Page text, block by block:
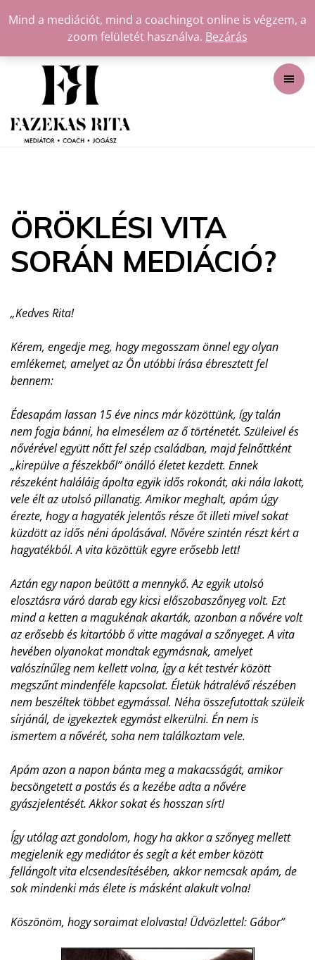
Mind a mediációt, mind a coachingot online is végzem, a
zoom felületét használva. Bezárás
ÖRÖKLÉSI VITA
SORÁN MEDIÁCIÓ?
„Kedves Rita!
Kérem, engedje meg, hogy megosszam önnel egy olyan
emlékemet, amelyet az Ön utóbbi írása ébresztett fel
bennem:
Édesapám lassan 15 éve nincs már közöttünk, így talán
nem fogja bánni, ha elmesélem az ő történetét. Szüleivel és
nővérével együtt nőtt fel szép családban, majd felnőttként
„kirepülve a fészekből” önálló életet kezdett. Ennek
részeként haláláig ápolta egyik idős rokonát, aki nála lakott,
vele élt az utolsó pillanatig. Amikor meghalt, apám úgy
érezte, hogy a hagyaték jelentős része őt illeti mivel sokat
küzdött az idős néni ápolásával. Nővére szintén részt kért a
hagyatékból. A vita közöttük egyre erősebb lett!
Aztán egy napon beütött a mennykő. Az egyik utolsó
elosztásra váró darab egy kicsi előszobaszőnyeg volt. Ezt
mind a ketten a magukénak akarták, azonban a nővére volt
az erősebb és kitartóbb ő vitte magával a szőnyeget. A vita
hevében olyanokat mondtak egymásnak, amelyet
valószínűleg nem kellett volna, így a két testvér között
megszűnt mindenféle kapcsolat. Életük hátralévő részében
nem beszéltek többet egymással. Néha összefutottak szüleik
sírjánál, de igyekeztek egymást elkerülni. Én nem is
ismertem a nővérét, soha nem találkoztam vele.
Apám azon a napon bánta meg a makacsságát, amikor
becsöngetett a postás és a kezébe adta a nővére
gyászjelentését. Akkor sokat és hosszan sírt!
Így utólag azt gondolom, hogy ha akkor a szőnyeg mellett
megjelenik egy mediátor és segít a két ember között
fellángolt vita elcsendesítésében, akkor nemcsak apám, de
sok mindenki más élete is másként alakult volna!
Köszönöm, hogy soraimat elolvasta! Üdvözlettel: Gábor”